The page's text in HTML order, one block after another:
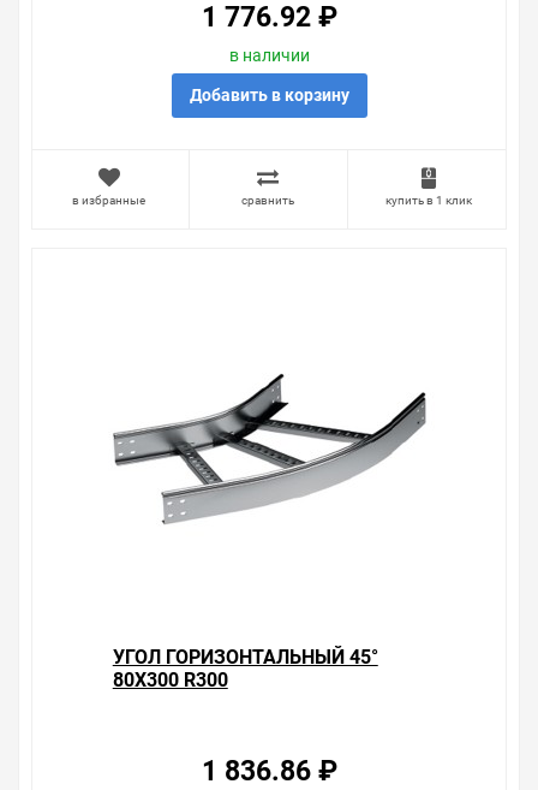
1 776.92 ₽
в наличии
Добавить в корзину
в избранные сравнить купить в 1 клик
УГОЛ ГОРИЗОНТАЛЬНЫЙ 45°
80X300 R300
1 836.86 ₽